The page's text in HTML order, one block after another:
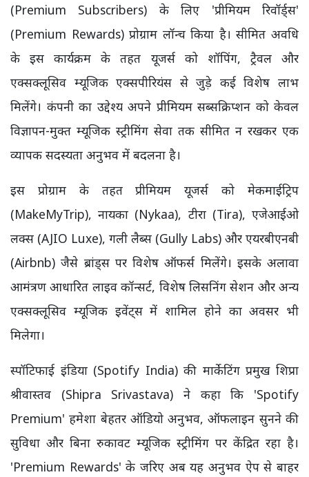
(Premium Subscribers) के लिए 'प्रीमियम रिवॉर्ड्स'
(Premium Rewards) प्रोग्राम लॉन्च किया है। सीमित अवधि
के इस कार्यक्रम के तहत यूजर्स को शॉपिंग, ट्रैवल और
एक्सक्लूसिव म्यूजिक एक्सपीरियंस से जुड़े कई विशेष लाभ
मिलेंगे। कंपनी का उद्देश्य अपने प्रीमियम सब्सक्रिप्शन को केवल
विज्ञापन-मुक्त म्यूजिक स्ट्रीमिंग सेवा तक सीमित न रखकर एक
व्यापक सदस्यता अनुभव में बदलना है।
इस प्रोग्राम के तहत प्रीमियम यूजर्स को मेकमाईट्रिप
(MakeMyTrip), नायका (Nykaa), टीरा (Tira), एजेआईओ
लक्स (AJIO Luxe), गली लैब्स (Gully Labs) और एयरबीएनबी
(Airbnb) जैसे ब्रांड्स पर विशेष ऑफर्स मिलेंगे। इसके अलावा
आमंत्रण आधारित लाइव कॉन्सर्ट, विशेष लिसनिंग सेशन और अन्य
एक्सक्लूसिव म्यूजिक इवेंट्स में शामिल होने का अवसर भी
मिलेगा।
स्पॉटिफाई इंडिया (Spotify India) की मार्केटिंग प्रमुख शिप्रा
श्रीवास्तव (Shipra Srivastava) ने कहा कि 'Spotify
Premium' हमेशा बेहतर ऑडियो अनुभव, ऑफलाइन सुनने की
सुविधा और बिना रुकावट म्यूजिक स्ट्रीमिंग पर केंद्रित रहा है।
'Premium Rewards' के जरिए अब यह अनुभव ऐप से बाहर